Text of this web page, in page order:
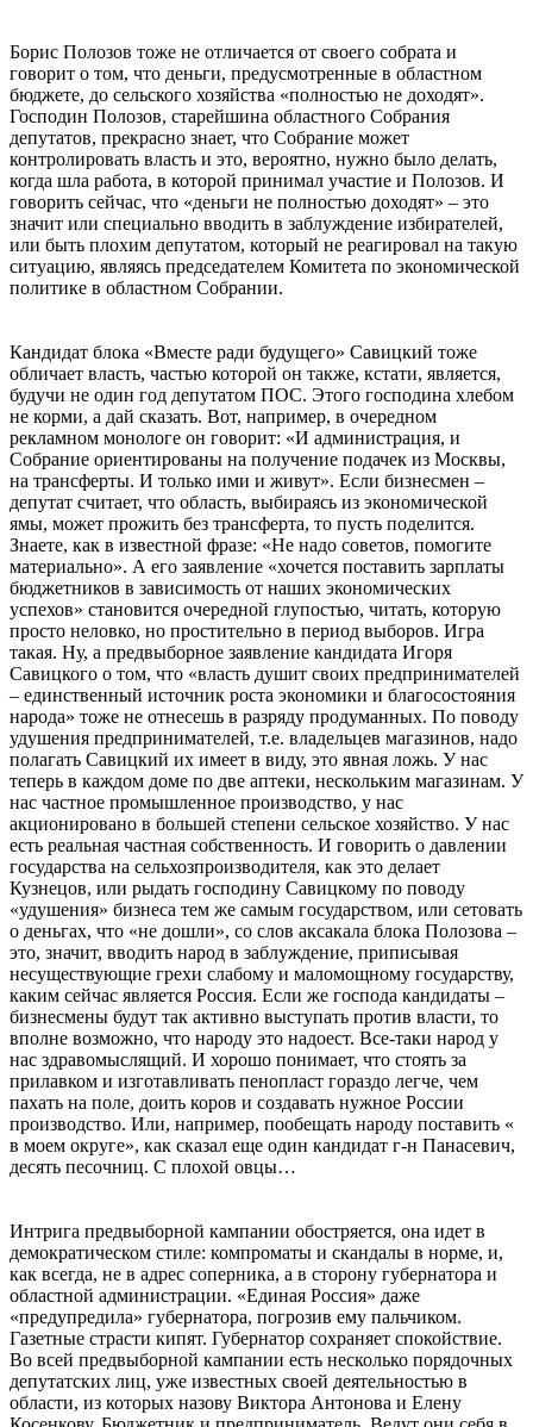
Борис Полозов тоже не отличается от своего собрата и
говорит о том, что деньги, предусмотренные в областном
бюджете, до сельского хозяйства «полностью не доходят».
Господин Полозов, старейшина областного Собрания
депутатов, прекрасно знает, что Собрание может
контролировать власть и это, вероятно, нужно было делать,
когда шла работа, в которой принимал участие и Полозов. И
говорить сейчас, что «деньги не полностью доходят» – это
значит или специально вводить в заблуждение избирателей,
или быть плохим депутатом, который не реагировал на такую
ситуацию, являясь председателем Комитета по экономической
политике в областном Собрании.
Кандидат блока «Вместе ради будущего» Савицкий тоже
обличает власть, частью которой он также, кстати, является,
будучи не один год депутатом ПОС. Этого господина хлебом
не корми, а дай сказать. Вот, например, в очередном
рекламном монологе он говорит: «И администрация, и
Собрание ориентированы на получение подачек из Москвы,
на трансферты. И только ими и живут». Если бизнесмен –
депутат считает, что область, выбираясь из экономической
ямы, может прожить без трансферта, то пусть поделится.
Знаете, как в известной фразе: «Не надо советов, помогите
материально». А его заявление «хочется поставить зарплаты
бюджетников в зависимость от наших экономических
успехов» становится очередной глупостью, читать, которую
просто неловко, но простительно в период выборов. Игра
такая. Ну, а предвыборное заявление кандидата Игоря
Савицкого о том, что «власть душит своих предпринимателей
– единственный источник роста экономики и благосостояния
народа» тоже не отнесешь в разряду продуманных. По поводу
удушения предпринимателей, т.е. владельцев магазинов, надо
полагать Савицкий их имеет в виду, это явная ложь. У нас
теперь в каждом доме по две аптеки, нескольким магазинам. У
нас частное промышленное производство, у нас
акционировано в большей степени сельское хозяйство. У нас
есть реальная частная собственность. И говорить о давлении
государства на сельхозпроизводителя, как это делает
Кузнецов, или рыдать господину Савицкому по поводу
«удушения» бизнеса тем же самым государством, или сетовать
о деньгах, что «не дошли», со слов аксакала блока Полозова –
это, значит, вводить народ в заблуждение, приписывая
несуществующие грехи слабому и маломощному государству,
каким сейчас является Россия. Если же господа кандидаты –
бизнесмены будут так активно выступать против власти, то
вполне возможно, что народу это надоест. Все-таки народ у
нас здравомыслящий. И хорошо понимает, что стоять за
прилавком и изготавливать пенопласт гораздо легче, чем
пахать на поле, доить коров и создавать нужное России
производство. Или, например, пообещать народу поставить «
в моем округе», как сказал еще один кандидат г-н Панасевич,
десять песочниц. С плохой овцы…
Интрига предвыборной кампании обостряется, она идет в
демократическом стиле: компроматы и скандалы в норме, и,
как всегда, не в адрес соперника, а в сторону губернатора и
областной администрации. «Единая Россия» даже
«предупредила» губернатора, погрозив ему пальчиком.
Газетные страсти кипят. Губернатор сохраняет спокойствие.
Во всей предвыборной кампании есть несколько порядочных
депутатских лиц, уже известных своей деятельностью в
области, из которых назову Виктора Антонова и Елену